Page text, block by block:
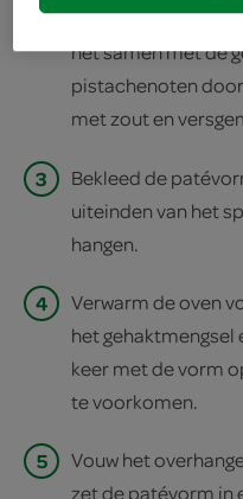
2
Roer het
het samen met de
pistachenoten
met zout en
3
Bekleed de
uiteinden van het
hangen.
4
Verwarm de oven
het gehaktmengsel
keer met de vorm
te voorkomen.
5
Vouw het
zet de patévorm in